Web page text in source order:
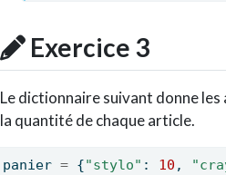
Exercice 3
Le dictionnaire suivant donne
la quantité de chaque article.
panier = {"stylo" : 10 ,